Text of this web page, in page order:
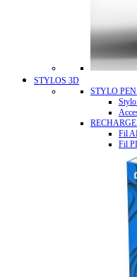
STYLOS 3D
STYLO
Fil
Fil